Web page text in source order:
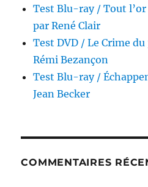
Test Blu-ray / Tout
par René Clair
Test DVD / Le Crime
Rémi Bezançon
Test Blu-ray /
Jean Becker
COMMENTAIRES